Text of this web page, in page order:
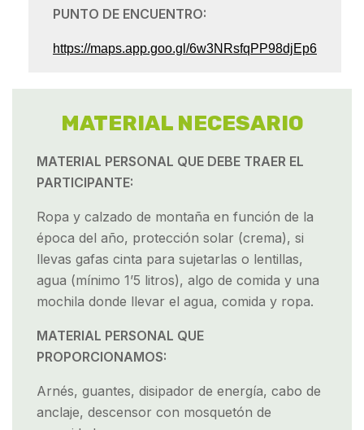
PUNTO DE ENCUENTRO:
https://maps.app.goo.gl/6w3NRsfqPP98djEp6
MATERIAL NECESARIO
MATERIAL PERSONAL QUE DEBE TRAER EL
PARTICIPANTE:
Ropa y calzado de montaña en función de la
época del año, protección solar (crema), si
llevas gafas cinta para sujetarlas o lentillas,
agua (mínimo 1’5 litros), algo de comida y una
mochila donde llevar el agua, comida y ropa.
MATERIAL PERSONAL QUE
PROPORCIONAMOS:
Arnés, guantes, disipador de energía, cabo de
anclaje, descensor con mosquetón de